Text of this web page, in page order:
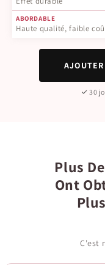
ABORDABLE
Haute qualité, faible
30
Plus De
Ont
C'est